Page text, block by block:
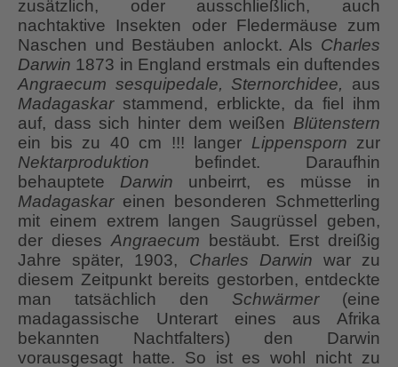
zusätzlich, oder ausschließlich, auch
nachtaktive Insekten oder Fledermäuse zum
Naschen und Bestäuben anlockt. Als Charles
Darwin 1873 in England erstmals ein duftendes
Angraecum sesquipedale, Sternorchidee,
aus
Madagaskarstammend, erblickte, da fiel ihm
auf, dass sich hinter dem weißen Blütenstern
ein bis zu 40 cm !!! langer Lippensporn zur
Nektarproduktion befindet. Daraufhin
behauptete Darwin unbeirrt, es müsse in
Madagaskareinen besonderen Schmetterling
mit einem extrem langen Saugrüssel geben,
der dieses Angraecum bestäubt. Erst dreißig
Jahre später, 1903, Charles Darwin war zu
diesem Zeitpunkt bereits gestorben, entdeckte
man tatsächlich den Schwärmer(eine
madagassische Unterart eines aus Afrika
bekannten Nachtfalters) den Darwin
vorausgesagt hatte. So ist es wohl nicht zu